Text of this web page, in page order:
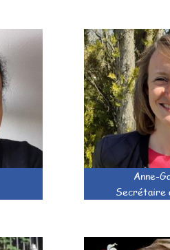
Anne-
Secrétaire